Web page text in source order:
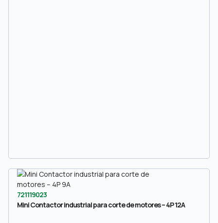
721119023
Mini Contactor industrial para corte de motores – 4P 12A